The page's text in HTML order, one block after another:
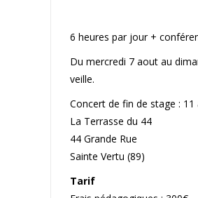
6 heures par jour +
Du mercredi 7 aout au
veille.
Concert de fin de stage : 11
La Terrasse du 44
44 Grande Rue
Sainte Vertu (89)
Tarif